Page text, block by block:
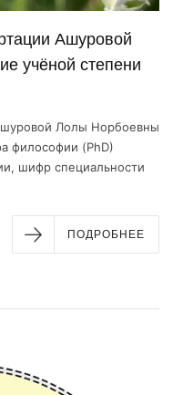
Ашуровой
учёной степени
Лолы Норбоевны
философии (PhD)
шифр специальности
ПОДРОБНЕЕ